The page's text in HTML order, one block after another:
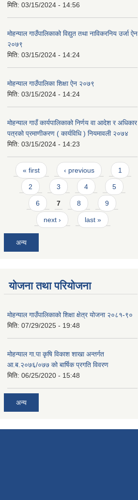
मिति: 03/15/2024 - 14:56
मोहन्याल गाउँपालिकाको विद्युत तथा नाविकरनिय उर्जा ऐन
२०७९
मिति: 03/15/2024 - 14:24
मोहन्याल गाउँपालिका शिक्षा ऐन २०७९
मिति: 03/15/2024 - 14:24
मोहन्याल गाउँ कार्यपालिकाको निर्णय वा आदेश र अधिकार
पत्रको प्रमाणीकरण ( कार्यविधि ) नियमावली २०७४
मिति: 03/15/2024 - 14:23
Pages
« first ‹ previous 1
2 3 4 5
6 7 8 9
next › last »
अन्य
योजना तथा परियोजना
मोहन्याल गाउँपालिकाको शिक्षा क्षेत्र योजना २०८१-९०
मिति: 07/29/2025 - 19:48
मोहन्याल गा.पा कृषि विकाश शाखा अन्तर्गत
आ.ब.२०७६/०७७ को बार्षिक प्रगति विवरण
मिति: 06/25/2020 - 15:48
अन्य